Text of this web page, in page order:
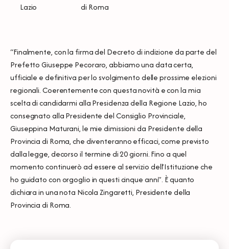
Lazio
di Roma
“Finalmente, con la firma del Decreto di indizione da parte del
Prefetto Giuseppe Pecoraro, abbiamo una data certa,
ufficiale e definitiva per lo svolgimento delle prossime elezioni
regionali. Coerentemente con questa novità e con la mia
scelta di candidarmi alla Presidenza della Regione Lazio, ho
consegnato alla Presidente del Consiglio Provinciale,
Giuseppina Maturani, le mie dimissioni da Presidente della
Provincia di Roma, che diventeranno efficaci, come previsto
dalla legge, decorso il termine di 20 giorni. Fino a quel
momento continuerò ad essere al servizio dell’Istituzione che
ho guidato con orgoglio in questi cinque anni”. È quanto
dichiara in una nota Nicola Zingaretti, Presidente della
Provincia di Roma.